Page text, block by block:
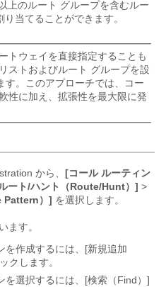
上のルート グループを含むルー
当てることができます。
トウェイを直接指定することも
ストおよびルート グループを設
す。このアプローチでは、コー
性に加え、拡張性を最大限に発
から、 [コール ルーティン
ート/ハント（Route/Hunt）] >
Pattern）] を選択します。
ます。
を作成するには、[新規追加
クします。
を選択するには、[検索（Find）]